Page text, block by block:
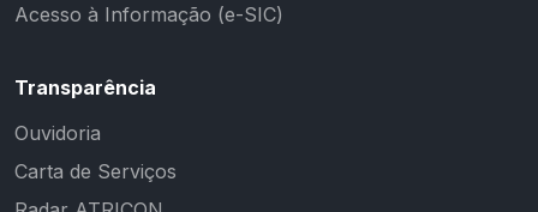
Acesso à Informação (e-SIC)
Transparência
Ouvidoria
Carta de Serviços